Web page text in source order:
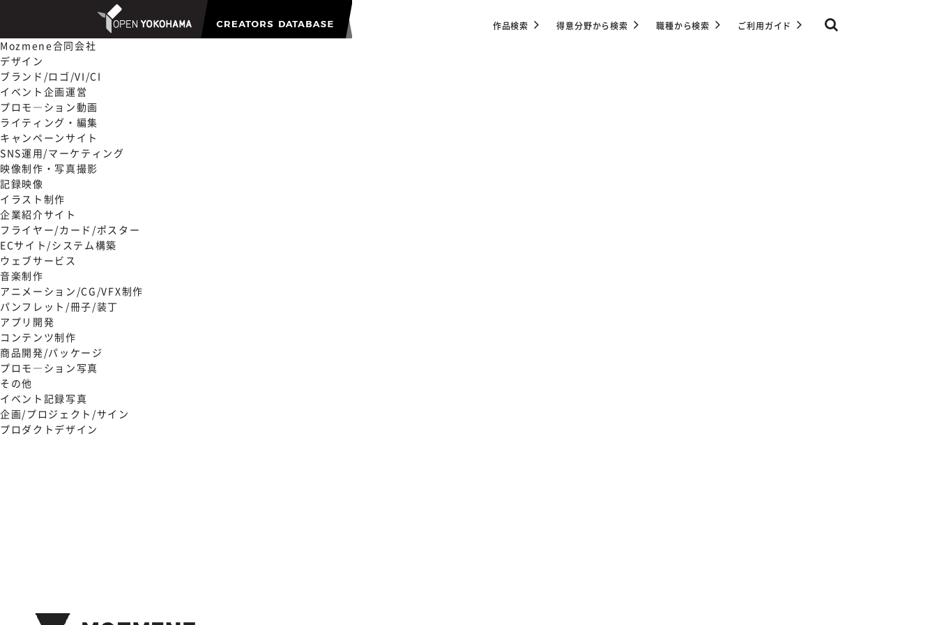
作品検索 得意分野から検索 職種から検索 ご利用ガイド
Mozmene合同会社
デザイン
ブランド/ロゴ/VI/CI
イベント企画運営
プロモ―ション動画
ライティング・編集
キャンペーンサイト
SNS運用/マーケティング
映像制作・写真撮影
記録映像
イラスト制作
企業紹介サイト
フライヤー/カード/ポスター
ECサイト/システム構築
ウェブサービス
音楽制作
アニメーション/CG/VFX制作
パンフレット/冊子/装丁
アプリ開発
コンテンツ制作
商品開発/パッケージ
プロモ―ション写真
その他
イベント記録写真
企画/プロジェクト/サイン
プロダクトデザイン